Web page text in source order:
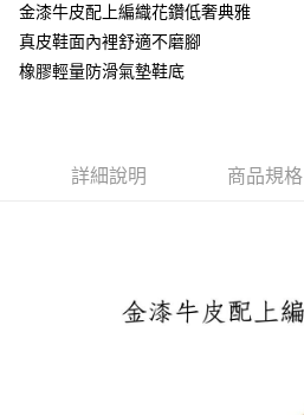
付款後萊爾富取貨
宅配滿2000免運
金漆牛皮配上編織花鑽低奢典雅
真皮鞋面內裡舒適不磨腳
橡膠輕量防滑氣墊鞋底
詳細說明 商品規格